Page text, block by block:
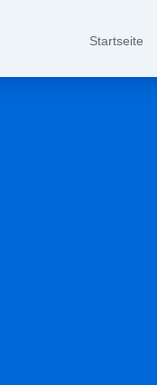
Startseite